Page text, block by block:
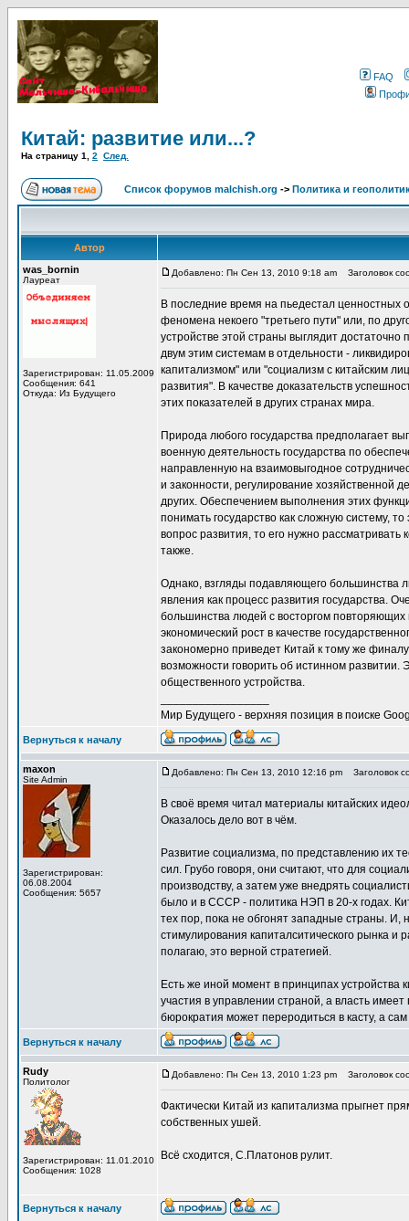
FAQ
Китай: развитие или...?
На страницу 1 2 След.
Список форумов malchish.org -> Политика и
Автор
was_bornin
Лауреат
Зарегистрирован: 11.05.2009
Сообщения: 641
Откуда: Из Будущего
Добавлено: Пн Сен 13, 2010 9:18 am Заголовок
В последние время на пьедестал ценностных
феномена некоего "третьего пути" или, по
устройстве этой страны выглядит
двум этим системам в отдельности -
капитализмом" или "социализм с китайским
развития". В качестве доказательств
этих показателей в других странах мира.
Природа любого государства предполагает
военную деятельность государства по
направленную на взаимовыгодное
и законности, регулирование хозяйственной
других. Обеспечением выполнения этих
понимать государство как сложную систему,
вопрос развития, то его нужно
также.
Однако, взгляды подавляющего большинства
явления как процесс развития государства.
большинства людей с восторгом повторяющих
экономический рост в качестве
закономерно приведет Китай к тому же
возможности говорить об истинном
общественного устройства.
Мир Будущего - верхняя позиция в поиске
Вернуться к началу
maxon
Site Admin
Зарегистрирован:
06.08.2004
Сообщения: 5657
Добавлено: Пн Сен 13, 2010 12:16 pm Заголовок
В своё время читал материалы китайских
Оказалось дело вот в чём.
Развитие социализма, по представлению их
сил. Грубо говоря, они считают, что для
производству, а затем уже внедрять
было и в СССР - политика НЭП в 20-х годах.
тех пор, пока не обгонят западные страны. И,
стимулирования капиталситического рынка
полагаю, это верной стратегией.
Есть же иной момент в принципах устройства
участия в управлении страной, а власть
бюрократия может переродиться в касту, а
Вернуться к началу
Rudy
Политолог
Зарегистрирован: 11.01.2010
Сообщения: 1028
Добавлено: Пн Сен 13, 2010 1:23 pm Заголовок
Фактически Китай из капитализма прыгнет
собственных ушей.
Всё сходится, С.Платонов рулит.
Вернуться к началу